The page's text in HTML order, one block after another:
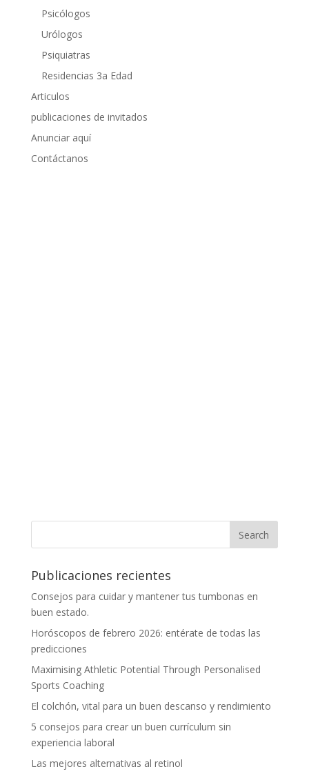
Psicólogos
Urólogos
Psiquiatras
Residencias 3a Edad
Articulos
publicaciones de invitados
Anunciar aquí
Contáctanos
Publicaciones recientes
Consejos para cuidar y mantener tus tumbonas en
buen estado.
Horóscopos de febrero 2026: entérate de todas las
predicciones
Maximising Athletic Potential Through Personalised
Sports Coaching
El colchón, vital para un buen descanso y rendimiento
5 consejos para crear un buen currículum sin
experiencia laboral
Las mejores alternativas al retinol